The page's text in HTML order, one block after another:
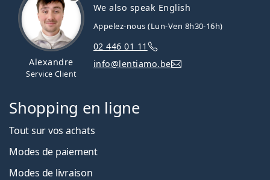
Alexandre
Service Client
We also speak English
Appelez-nous (Lun-Ven 8h30-16h)
02 446 01 11
info@lentiamo.be
Shopping en ligne
Tout sur vos achats
Modes de paiement
Modes de livraison